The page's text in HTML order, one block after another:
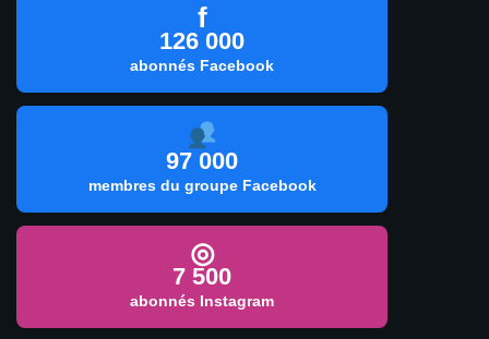
f
126 000
abonnés Facebook
97 000
membres du groupe Facebook
◎
7 500
abonnés Instagram